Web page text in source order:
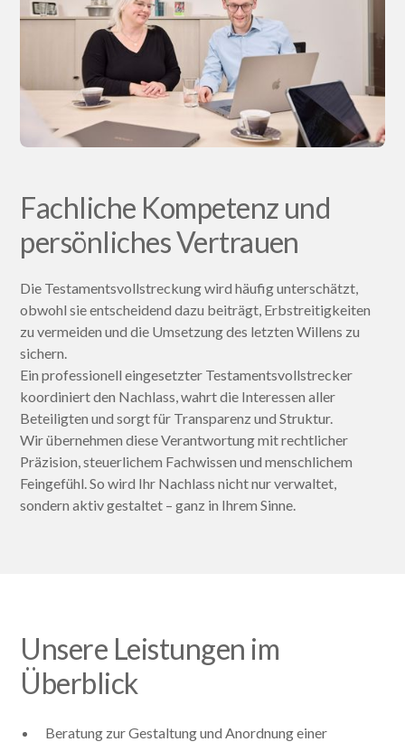
Fachliche Kompetenz und
persönliches Vertrauen
Die Testamentsvollstreckung wird häufig unterschätzt,
obwohl sie entscheidend dazu beiträgt, Erbstreitigkeiten
zu vermeiden und die Umsetzung des letzten Willens zu
sichern.
Ein professionell eingesetzter Testamentsvollstrecker
koordiniert den Nachlass, wahrt die Interessen aller
Beteiligten und sorgt für Transparenz und Struktur.
Wir übernehmen diese Verantwortung mit rechtlicher
Präzision, steuerlichem Fachwissen und menschlichem
Feingefühl. So wird Ihr Nachlass nicht nur verwaltet,
sondern aktiv gestaltet – ganz in Ihrem Sinne.
Unsere Leistungen im
Überblick
Beratung zur Gestaltung und Anordnung einer